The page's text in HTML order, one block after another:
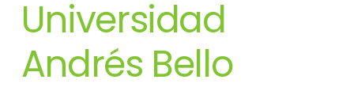
Universidad
Andrés Bello